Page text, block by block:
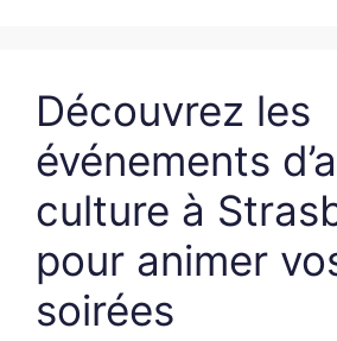
Découvrez les
événements
culture à
pour animer
soirées